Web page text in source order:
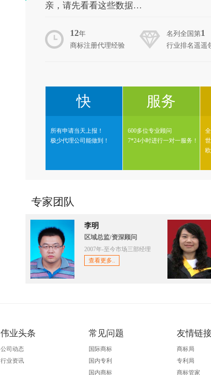
亲，请先看看这些数据…
12年
商标注册代理经验
名列全国第1
行业排名遥遥
快 服务
所有申请当天上报！
极少代理公司能做到！
600多位专业顾问
7*24小时进行一对一服务！
专家团队
李明
区域总监/资深顾问
2007年-至今市场三部经理
查看更多..
伟业头条
公司动态
行业资讯
常见问题
国际商标
国内专利
国内商标
友情链
商标局
专利局
商标管家